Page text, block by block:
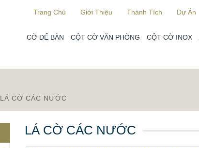
Trang Chủ Giới Thiệu Thành Tích Dự Án
CỜ ĐỂ BÀN CỘT CỜ VĂN PHÒNG CỘT CỜ INOX
LÁ CỜ CÁC NƯỚC
LÁ CỜ CÁC NƯỚC